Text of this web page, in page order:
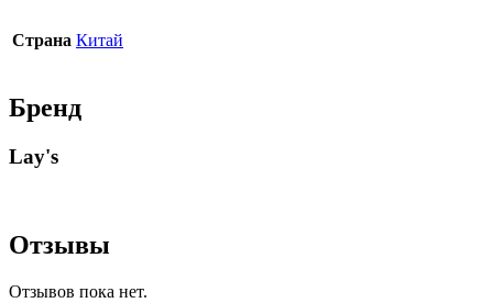
Страна Китай
Бренд
Lay's
Отзывы
Отзывов пока нет.